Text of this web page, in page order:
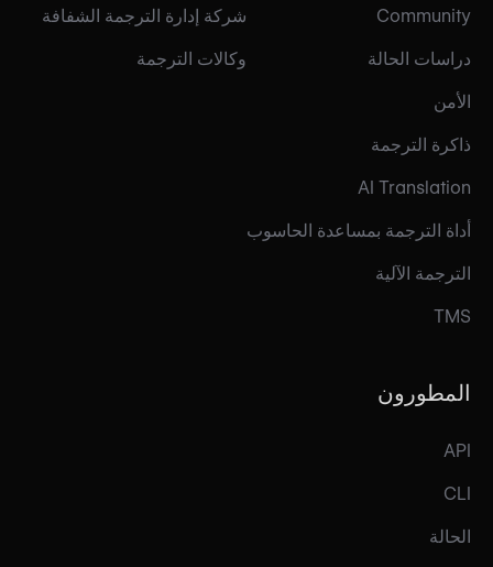
Community
دراسات الحالة
الأمن
ذاكرة الترجمة
AI Translation
أداة الترجمة بمساعدة الحاسوب
الترجمة الآلية
TMS
شركة إدارة الترجمة الشفافة
وكالات الترجمة
المطورون
API
CLI
الحالة